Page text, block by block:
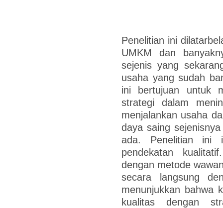
Penelitian ini
UMKM dan
sejenis yang
usaha yang sudah
ini bertujuan untuk
strategi dalam
menjalankan usaha
daya saing
ada. Penelitian ini
pendekatan
dengan metode
secara langsung
menunjukkan bahwa
kualitas dengan